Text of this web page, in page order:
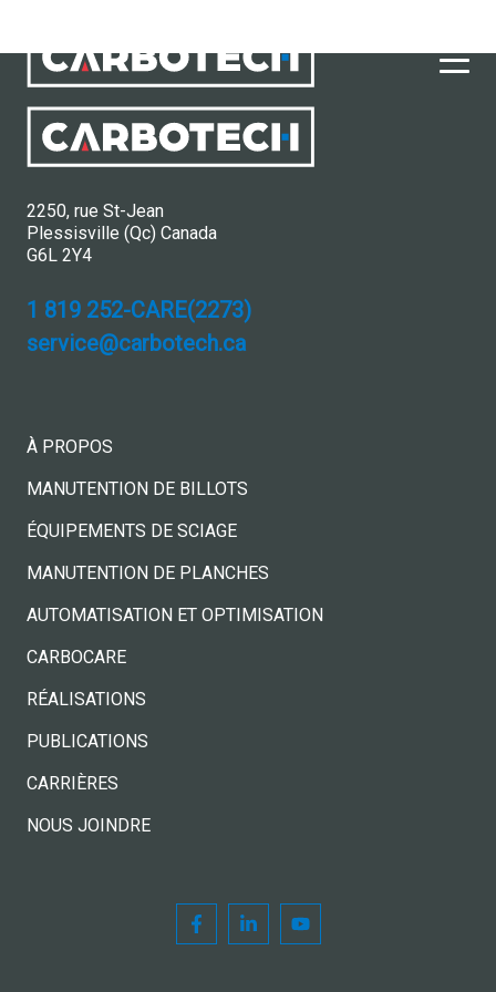
2250, rue St-Jean
Plessisville (Qc) Canada
G6L 2Y4
1 819 252-CARE(2273)
service@carbotech.ca
À PROPOS
MANUTENTION DE BILLOTS
ÉQUIPEMENTS DE SCIAGE
MANUTENTION DE PLANCHES
AUTOMATISATION ET OPTIMISATION
CARBOCARE
RÉALISATIONS
PUBLICATIONS
CARRIÈRES
NOUS JOINDRE